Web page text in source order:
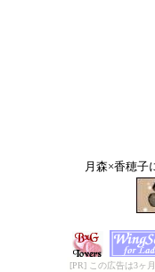
[PR] この広告は3ヶ
月森×香穂子